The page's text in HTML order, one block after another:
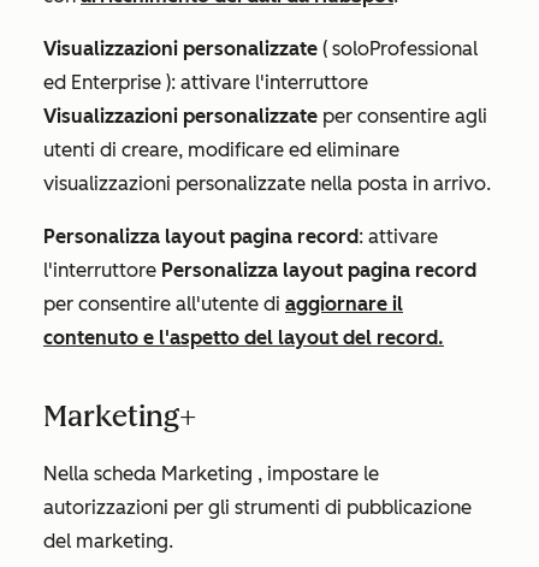
Visualizzazioni personalizzate ( soloProfessional
ed Enterprise ): attivare l'interruttore
Visualizzazioni personalizzate per consentire agli
utenti di creare, modificare ed eliminare
visualizzazioni personalizzate nella posta in arrivo.
Personalizza layout pagina record: attivare
l'interruttore Personalizza layout pagina record
per consentire all'utente di aggiornare il
contenuto e l'aspetto del layout del record.
Marketing+
Nella scheda Marketing , impostare le
autorizzazioni per gli strumenti di pubblicazione
del marketing.